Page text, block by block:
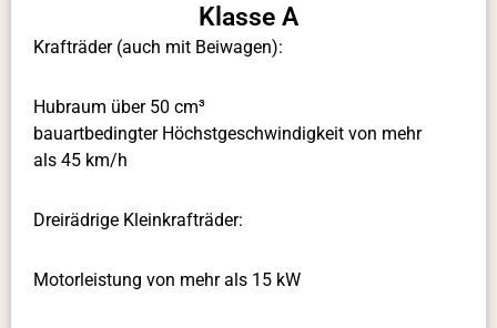
Klasse A
Krafträder (auch mit Beiwagen):
Hubraum über 50 cm³
bauartbedingter Höchstgeschwindigkeit von mehr
als 45 km/h
Dreirädrige Kleinkrafträder:
Motorleistung von mehr als 15 kW